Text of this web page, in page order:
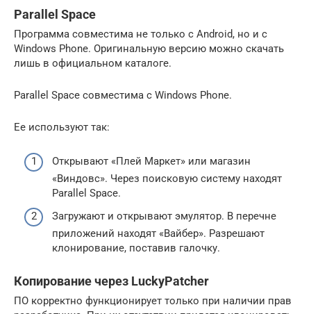
Parallel Space
Программа совместима не только с Android, но и с
Windows Phone. Оригинальную версию можно скачать
лишь в официальном каталоге.
Parallel Space совместима с Windows Phone.
Ее используют так:
Открывают «Плей Маркет» или магазин
«Виндовс». Через поисковую систему находят
Parallel Space.
Загружают и открывают эмулятор. В перечне
приложений находят «Вайбер». Разрешают
клонирование, поставив галочку.
Копирование через LuckyPatcher
ПО корректно функционирует только при наличии прав